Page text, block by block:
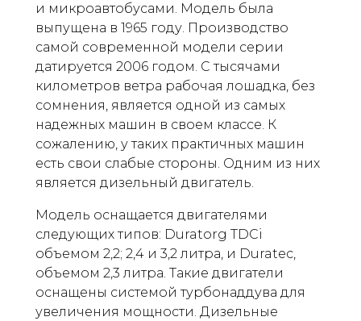
и микроавтобусами. Модель была
выпущена в 1965 году. Производство
самой современной модели серии
датируется 2006 годом. С тысячами
километров ветра рабочая лошадка, без
сомнения, является одной из самых
надежных машин в своем классе. К
сожалению, у таких практичных машин
есть свои слабые стороны. Одним из них
является дизельный двигатель.
Модель оснащается двигателями
следующих типов: Duratorg TDCi
объемом 2,2; 2,4 и 3,2 литра, и Duratec,
объемом 2,3 литра. Такие двигатели
оснащены системой турбонаддува для
увеличения мощности. Дизельные